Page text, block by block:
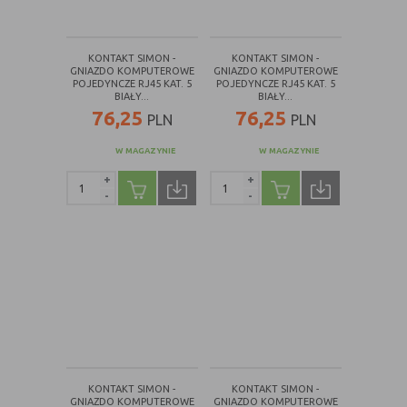
E. Rodzaje cookies ze względu na ingerencję w
prywatność użytkownika:
Opis
Nieszkodliwe
obejmuje cookies:
- niezbędne do poprawnego działania
KONTAKT SIMON -
GNIAZDO KOMPUTEROWE
POJEDYNCZE RJ45 KAT. 5
BIAŁY...
76,25 PLN
W MAGAZYNIE
-
+
KONTAKT SIMON -
GNIAZDO KOMPUTEROWE
POJEDYNCZE RJ45 KAT. 5
BIAŁY...
76,25 PLN
W MAGAZYNIE
-
+
KONTAKT SIMON -
GNIAZDO KOMPUTEROWE
KONTAKT SIMON -
GNIAZDO KOMPUTEROWE